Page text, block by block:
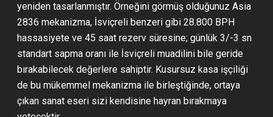
yeniden tasarlanmıştır. Örneğini görmüş olduğunuz Asia
2836 mekanizma, İsviçreli benzeri gibi 28.800 BPH
hassasiyete ve 45 saat rezerv süresine; günlük 3/-3 sn
standart sapma oranı ile İsviçreli muadilini bile geride
bırakabilecek değerlere sahiptir. Kusursuz kasa işçiliği
de bu mükemmel mekanizma ile birleştiğinde, ortaya
çıkan sanat eseri sizi kendisine hayran bırakmaya